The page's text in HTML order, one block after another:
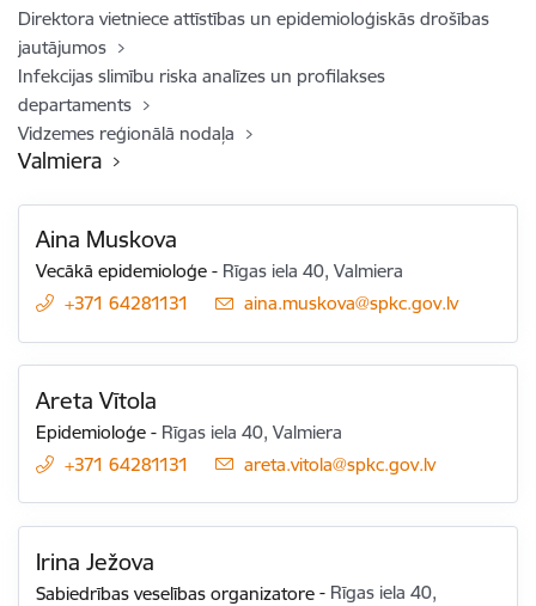
Direktora vietniece attīstības un epidemioloģiskās drošības
jautājumos
Infekcijas slimību riska analīzes un profilakses
departaments
Vidzemes reģionālā nodaļa
Valmiera
Aina Muskova
Vecākā epidemioloģe - Rīgas iela 40, Valmiera
+371 64281131
E-pasts:
aina.muskova@spkc.gov.lv
Areta Vītola
Epidemioloģe - Rīgas iela 40, Valmiera
+371 64281131
E-pasts:
areta.vitola@spkc.gov.lv
Irina Ježova
Sabiedrības veselības organizatore - Rīgas iela 40,